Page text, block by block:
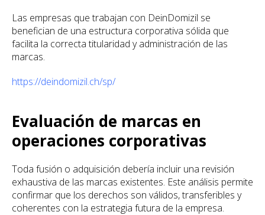
Las empresas que trabajan con DeinDomizil se
benefician de una estructura corporativa sólida que
facilita la correcta titularidad y administración de las
marcas.
https://deindomizil.ch/sp/
Evaluación de marcas en
operaciones corporativas
Toda fusión o adquisición debería incluir una revisión
exhaustiva de las marcas existentes. Este análisis permite
confirmar que los derechos son válidos, transferibles y
coherentes con la estrategia futura de la empresa.